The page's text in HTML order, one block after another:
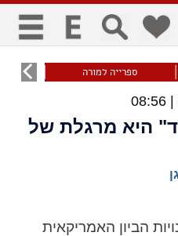
מקלדת סימון כותרות
התקרב
ספרייה למורה עוני
היא מרגלת של
הביון האמריקאית